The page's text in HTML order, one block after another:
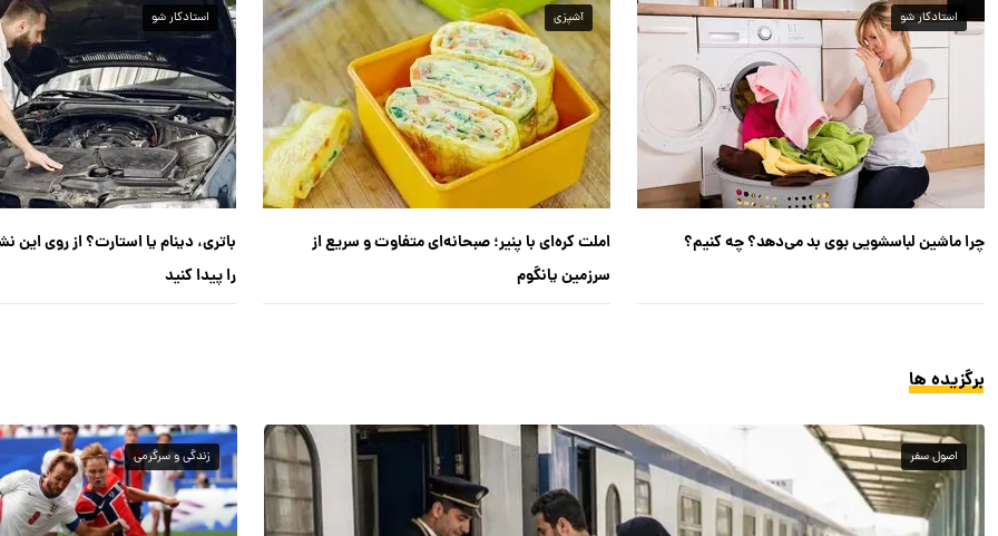
استادکار شو
چرا ماشین لباسشویی بوی بد می‌دهد؟ چه کنیم؟
آشپزی
املت کره‌ای با پنیر؛ صبحانه‌ای متفاوت و سریع از
سرزمین یانگوم
استادکار شو
باتری، دینام یا استارت؟ از روی این
را پیدا کنید
برگزیده ها
اصول سفر زندگی و سرگرمی